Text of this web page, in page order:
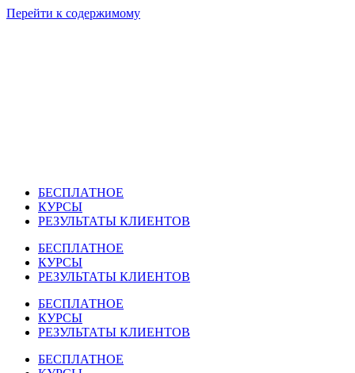
Перейти к содержимому
БЕСПЛАТНОЕ
КУРСЫ
РЕЗУЛЬТАТЫ КЛИЕНТОВ
БЕСПЛАТНОЕ
КУРСЫ
РЕЗУЛЬТАТЫ КЛИЕНТОВ
БЕСПЛАТНОЕ
КУРСЫ
РЕЗУЛЬТАТЫ КЛИЕНТОВ
БЕСПЛАТНОЕ